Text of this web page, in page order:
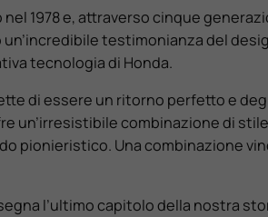
1978 e, attraverso cinque
testimonianza del
tecnologia di Honda.
di essere un ritorno perfetto e
un’irresistibile combinazione di
pionieristico. Una combinazione
l’ultimo capitolo della nostra